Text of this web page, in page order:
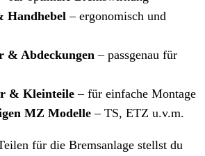
Handhebel – ergonomisch und
& Abdeckungen – passgenau für
& Kleinteile – für einfache Montage
MZ Modelle – TS, ETZ u.v.m.
für die Bremsanlage stellst du